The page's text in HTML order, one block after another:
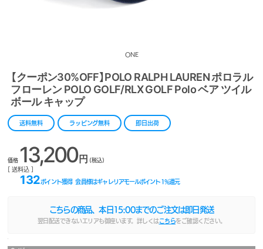
ONE
【クーポン30%OFF】POLO RALPH LAUREN ポロラル
フローレン POLO GOLF/RLX GOLF Polo ベア ツイル
ボール キャップ
送料無料 ラッピング無料 即日出荷
価格 13,200円 (税込)
[ 送料込 ]
132ポイント獲得 会員様はギャレリアモールポイント 1 %還元
こちらの商品、本日 15:00までのご注文は即日発送
翌日配送できないエリアも御座います。詳しくは こちらをご確認ください。